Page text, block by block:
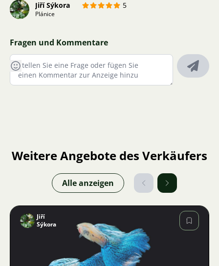
Jiří Sýkora 5
Plánice
Fragen und Kommentare
Weitere Angebote des Verkäufers
Alle anzeigen
Bild
Jiří
Sýkora